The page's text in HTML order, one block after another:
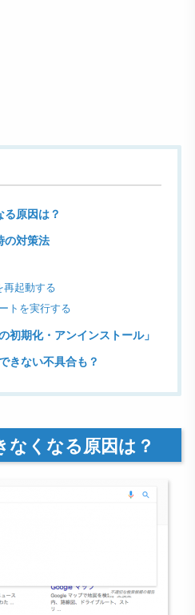
原因は？
の対策法
起動する
トを実行する
初期化・アンインストール」
きない不具合も？
くなる原因は？